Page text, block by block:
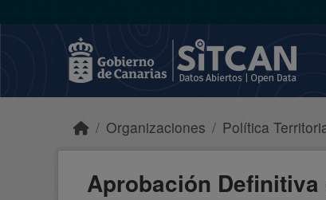
Organizaciones Política
Aprobación